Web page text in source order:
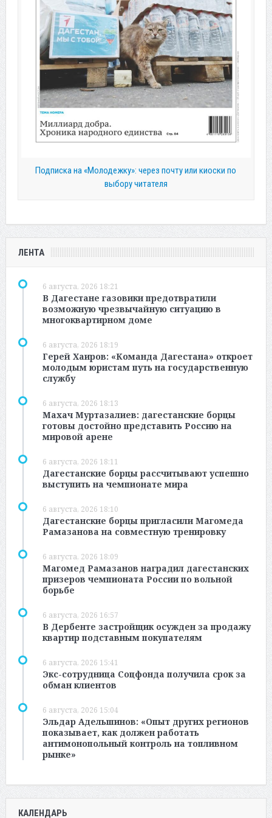
Подписка на «Молодежку»: через почту или киоски по
выбору читателя
ЛЕНТА
6 августа, 2026 18:21
В Дагестане газовики предотвратили
возможную чрезвычайную ситуацию в
многоквартирном доме
6 августа, 2026 18:19
Герей Хаиров: «Команда Дагестана» откроет
молодым юристам путь на государственную
службу
6 августа, 2026 18:13
Махач Муртазалиев: дагестанские борцы
готовы достойно представить Россию на
мировой арене
6 августа, 2026 18:11
Дагестанские борцы рассчитывают успешно
выступить на чемпионате мира
6 августа, 2026 18:10
Дагестанские борцы пригласили Магомеда
Рамазанова на совместную тренировку
6 августа, 2026 18:09
Магомед Рамазанов наградил дагестанских
призеров чемпионата России по вольной
борьбе
6 августа, 2026 16:57
В Дербенте застройщик осужден за продажу
квартир подставным покупателям
6 августа, 2026 15:41
Экс-сотрудница Соцфонда получила срок за
обман клиентов
6 августа, 2026 15:04
Эльдар Адельшинов: «Опыт других регионов
показывает, как должен работать
антимонопольный контроль на топливном
рынке»
КАЛЕНДАРЬ